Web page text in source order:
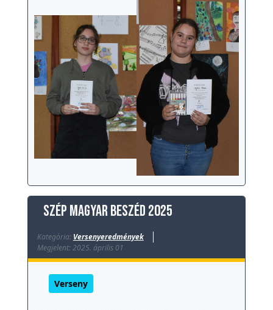
Szép magyar beszéd 2025
Kategória: Versenyeredmények
Megjelent: 2025. április 01
Verseny